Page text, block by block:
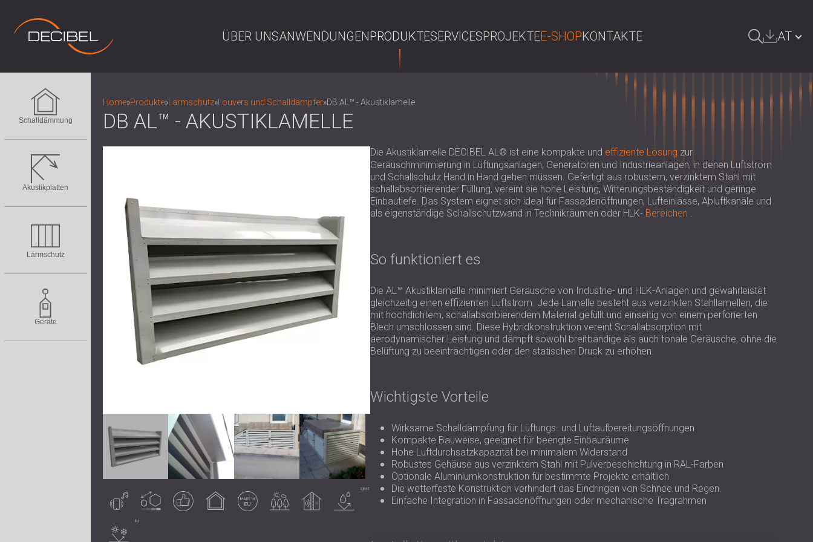
ÜBER UNSANWENDUNGENPRODUKTESERVICESPROJEKTEE-SHOPKONTAKTE AT
SRBIJA | RS
ROMÂNIA | RO
POLAND | PL
SOUTH AFRICA | ZA
Schalldämmung
Akustikplatten
Lärmschutz
Geräte
Home»Produkte» Lärmschutz» Louvers und Schalldämpfer»DB AL™ - Akustiklamelle
DB AL™ - AKUSTIKLAMELLE
Ergebnis
im
Innenbereich
im
Außenbereich
Wasserbeständigkeit
Wasserbeständig
Die Akustiklamelle DECIBEL AL® ist eine kompakte und effiziente Lösung zur
Geräuschminimierung in Lüftungsanlagen, Generatoren und Industrieanlagen, in denen Luftstrom
und Schallschutz Hand in Hand gehen müssen. Gefertigt aus robustem, verzinktem Stahl mit
schallabsorbierender Füllung, vereint sie hohe Leistung, Witterungsbeständigkeit und geringe
Einbautiefe. Das System eignet sich ideal für Fassadenöffnungen, Lufteinlässe, Abluftkanäle und
als eigenständige Schallschutzwand in Technikräumen oder HLK- Bereichen .
So funktioniert es
Die AL™ Akustiklamelle minimiert Geräusche von Industrie- und HLK-Anlagen und gewährleistet
gleichzeitig einen effizienten Luftstrom. Jede Lamelle besteht aus verzinkten Stahllamellen, die
mit hochdichtem, schallabsorbierendem Material gefüllt und einseitig von einem perforierten
Blech umschlossen sind. Diese Hybridkonstruktion vereint Schallabsorption mit
aerodynamischer Leistung und dämpft sowohl breitbandige als auch tonale Geräusche, ohne die
Belüftung zu beeinträchtigen oder den statischen Druck zu erhöhen.
Wichtigste Vorteile
Wirksame Schalldämpfung für Lüftungs- und Luftaufbereitungsöffnungen
Kompakte Bauweise, geeignet für beengte Einbauräume
Hohe Luftdurchsatzkapazität bei minimalem Widerstand
Robustes Gehäuse aus verzinktem Stahl mit Pulverbeschichtung in RAL-Farben
Optionale Aluminiumkonstruktion für bestimmte Projekte erhältlich
Die wetterfeste Konstruktion verhindert das Eindringen von Schnee und Regen.
Einfache Integration in Fassadenöffnungen oder mechanische Tragrahmen